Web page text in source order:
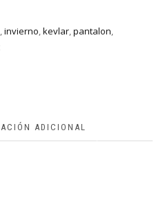
,invierno,kevlar,pantalon,
ADICIONAL